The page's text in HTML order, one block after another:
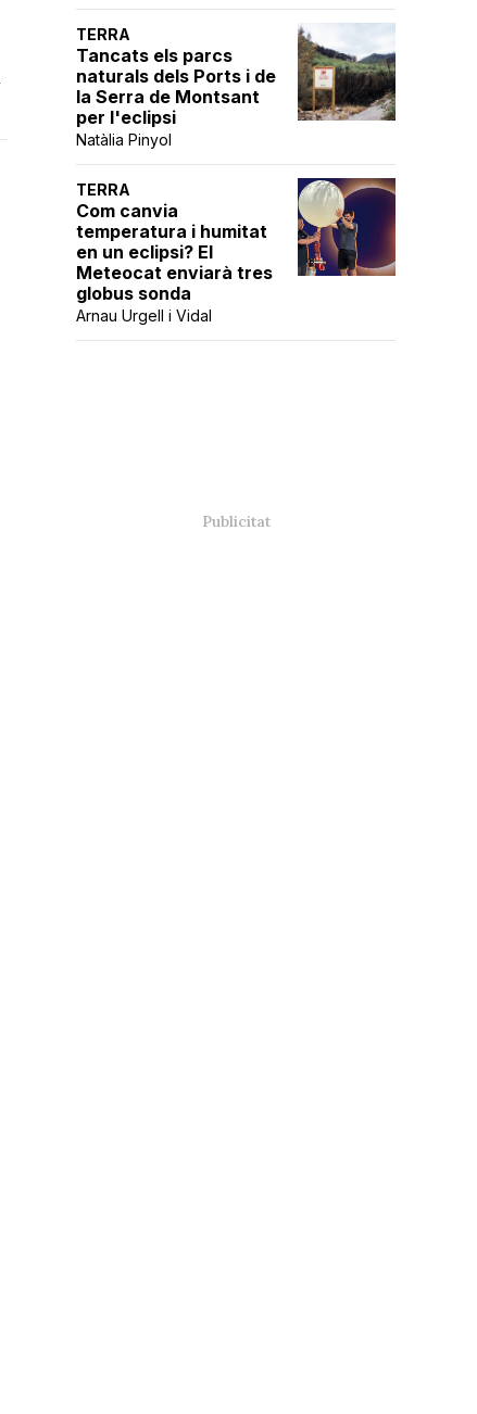
TERRA
Tancats els parcs
naturals dels Ports i de
la Serra de Montsant
per l'eclipsi
Natàlia Pinyol
TERRA
Com canvia
temperatura i humitat
en un eclipsi? El
Meteocat enviarà tres
globus sonda
Arnau Urgell i Vidal